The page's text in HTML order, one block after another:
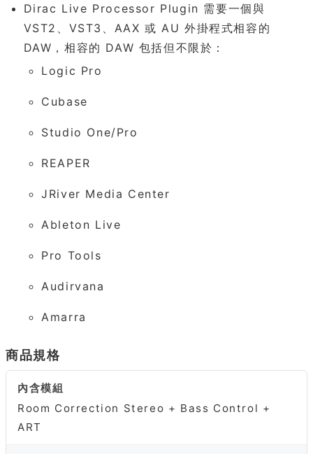
Dirac Live Processor Plugin 需要一個與
VST2、VST3、AAX 或 AU 外掛程式相容的
DAW，相容的 DAW 包括但不限於：
Logic Pro
Cubase
Studio One/Pro
REAPER
JRiver Media Center
Ableton Live
Pro Tools
Audirvana
Amarra
商品規格
內含模組
Room Correction Stereo + Bass Control +
ART